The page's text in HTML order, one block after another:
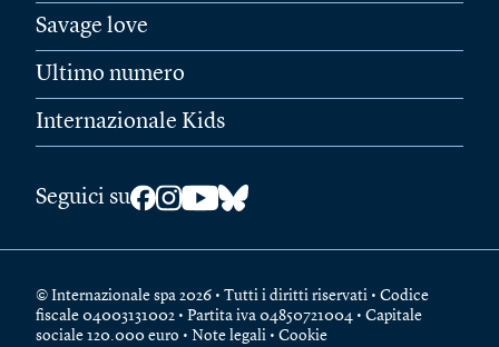
Savage love
Ultimo numero
Internazionale Kids
Seguici su
© Internazionale spa 2026 • Tutti i diritti riservati • Codice
fiscale 04003131002 • Partita iva 04850721004 • Capitale
sociale 120.000 euro • Note legali • Cookie